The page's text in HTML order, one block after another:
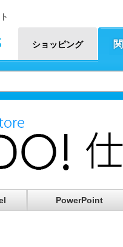
マイナビBOOKS
ショッピング
PowerPoint